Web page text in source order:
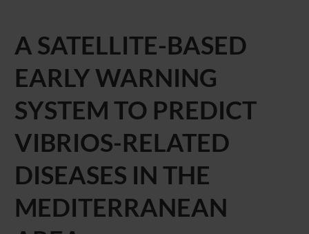
A SATELLITE-BASED
EARLY WARNING
SYSTEM TO PREDICT
VIBRIOS-RELATED
DISEASES IN THE
MEDITERRANEAN